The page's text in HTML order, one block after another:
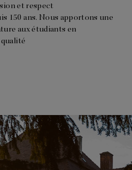
et respect
150 ans. Nous apportons une
aux étudiants en